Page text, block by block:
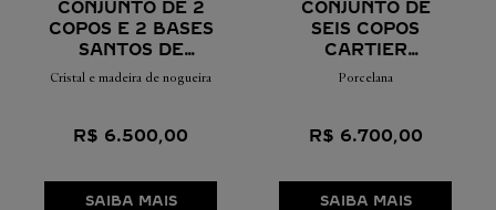
CONJUNTO DE 2
COPOS E 2 BASES
SANTOS DE
CARTIER
Cristal e madeira de nogueira
R$ 6.500,00
SAIBA MAIS
CONJUNTO DE
SEIS COPOS
CARTIER
CHARACTERS
Porcelana
R$ 6.700,00
SAIBA MAIS